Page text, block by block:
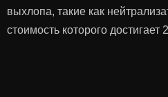
выхлопа, такие как
стоимость которого достигает